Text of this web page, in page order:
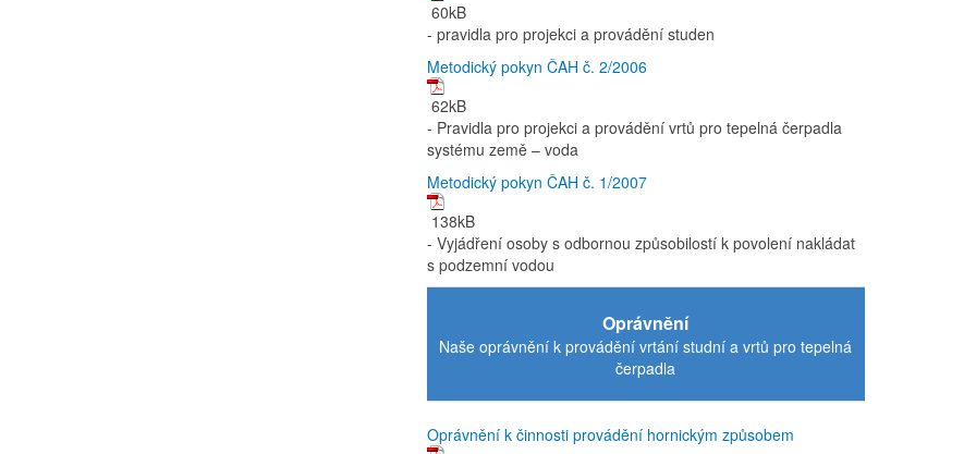
60kB
- pravidla pro projekci a provádění studen
Metodický pokyn ČAH č. 2/2006
62kB
- Pravidla pro projekci a provádění vrtů pro tepelná čerpadla
systému země – voda
Metodický pokyn ČAH č. 1/2007
138kB
- Vyjádření osoby s odbornou způsobilostí k povolení nakládat
s podzemní vodou
Oprávnění
Naše oprávnění k provádění vrtání studní a vrtů pro tepelná
čerpadla
Oprávnění k činnosti provádění hornickým způsobem